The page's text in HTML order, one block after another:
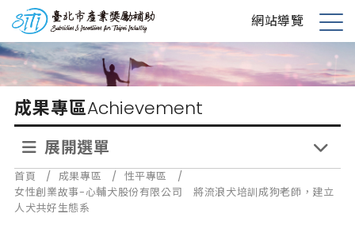
到
主
要
內
台北市產業獎勵補助 網站導覽
展
開
選
單
成果專區Achievement
展開選單
首頁 / 成果專區 / 性平專區
/
女性創業故事-心輔犬股份有限公司 將流浪犬培訓成狗老師，建立
人犬共好生態系